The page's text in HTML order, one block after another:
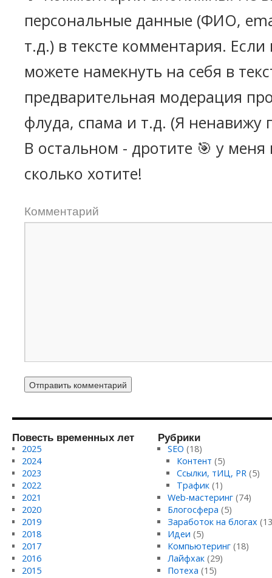
персональные данные (ФИО,
т.д.) в тексте комментария.
можете намекнуть на себя в
предварительная модерация
флуда, спама и т.д. (Я ненавижу
В остальном - дротите 🎯 у
сколько хотите!
Комментарий
Повесть временных лет
2025
2024
2023
2022
2021
2020
2019
2018
2017
2016
2015
Рубрики
SEO (18)
Контент (5)
Ссылки, тИЦ, PR (5)
Трафик (1)
Web-мастеринг(74)
Блогосфера (5)
Заработок на блогах
Идеи (5)
Компьютеринг(18)
Лайфхак(29)
Потеха (15)